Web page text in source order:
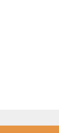
Demeter